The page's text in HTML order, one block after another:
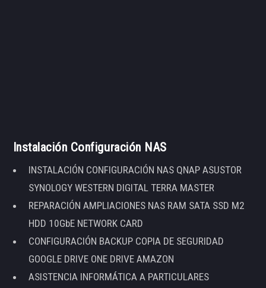
Instalación Configuración NAS
INSTALACIÓN CONFIGURACIÓN NAS QNAP ASUSTOR
SYNOLOGY WESTERN DIGITAL TERRA MASTER
REPARACIÓN AMPLIACIONES NAS RAM SATA SSD M2
HDD 10GbE NETWORK CARD
CONFIGURACIÓN BACKUP COPIA DE SEGURIDAD
GOOGLE DRIVE ONE DRIVE AMAZON
ASISTENCIA INFORMÁTICA A PARTICULARES